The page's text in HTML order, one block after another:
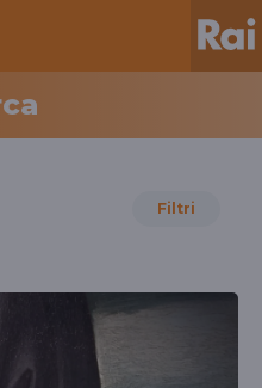
Filtri